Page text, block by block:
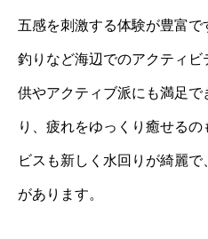
五感を刺激する体験が豊富で
釣りなど海辺でのアクティ
供やアクティブ派にも満足
り、疲れをゆっくり癒せる
ビスも新しく水回りが綺麗
があります。